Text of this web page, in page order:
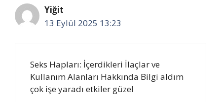
Yiğit
13 Eylül 2025 13:23
Seks Hapları: İçerdikleri İlaçlar ve
Kullanım Alanları Hakkında Bilgi aldım
çok işe yaradı etkiler güzel